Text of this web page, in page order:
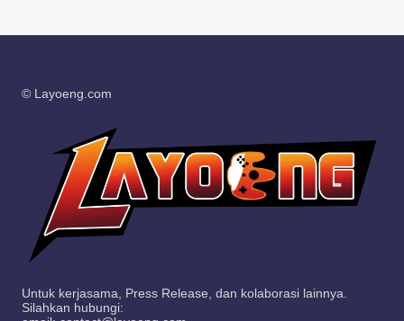
© Layoeng.com
Untuk kerjasama, Press Release, dan kolaborasi lainnya.
Silahkan hubungi: